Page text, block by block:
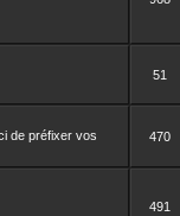
51
de préfixer vos
470
491